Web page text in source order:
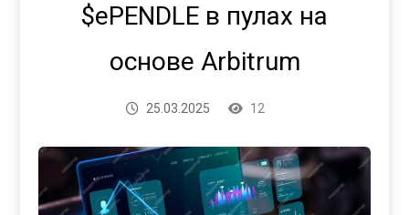
$ePENDLE в пулах на
основе Arbitrum
25.03.2025 12